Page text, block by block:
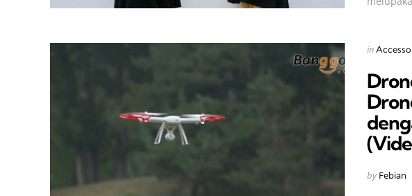
Categories
Posted
in
Posted
by Febian